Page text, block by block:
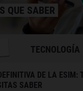
QUE SABER
TECNOLOGÍA
DE LA ESIM:
SABER